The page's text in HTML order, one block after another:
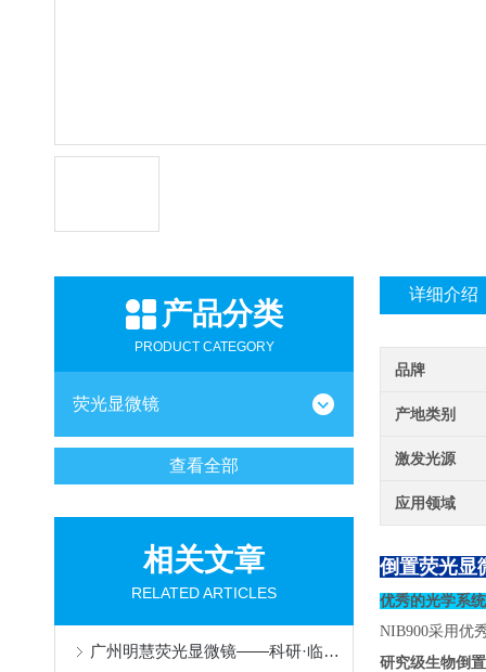
产品分类
PRODUCT CATEGORY
荧光显微镜
查看全部
相关文章
RELATED ARTICLES
广州明慧荧光显微镜——科研·临床·检测全域适配
详细介绍
品牌
产地类别
激发光源
应用领域
倒置荧光显
优秀的光学系
NIB900采用优
研究级生物倒